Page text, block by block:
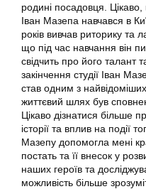
родині посадовця.
Іван Мазепа навчався в
років вивчав риторику та
що під час навчання він
свідчить про його талант
закінчення студії Іван
став одним з
життєвий шлях був
Цікаво дізнатися більше
історії та вплив на події
Мазепу допомогла мені
постать та її внесок у
наших героїв та
можливість більше